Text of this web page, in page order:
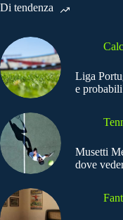
Di tendenza
Liga
e
Musetti
dove